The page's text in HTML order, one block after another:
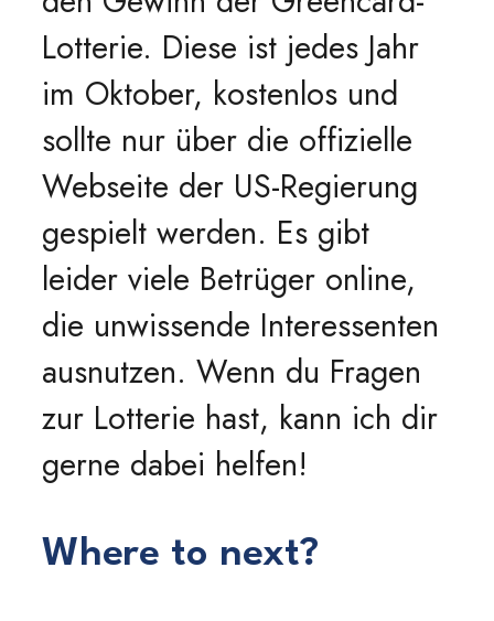
Lotterie. Diese ist jedes Jahr
im Oktober, kostenlos und
sollte nur über die offizielle
Webseite der US-Regierung
gespielt werden. Es gibt
leider viele Betrüger online,
die unwissende Interessenten
ausnutzen. Wenn du Fragen
zur Lotterie hast, kann ich dir
gerne dabei helfen!
Where to next?